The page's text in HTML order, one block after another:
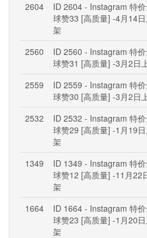
2604
ID 2604 - Instagram 特
球赞33 [高质量] -4月14
架
2560
ID 2560 - Instagram 特
球赞31 [高质量] -3月2日
2559
ID 2559 - Instagram 特
球赞30 [高质量] -3月2日
2532
ID 2532 - Instagram 特
球赞29 [高质量] -1月19
架
1349
ID 1349 - Instagram 特
球赞12 [高质量] -11月22
架
1664
ID 1664 - Instagram 特
球赞23 [高质量] -1月20
架